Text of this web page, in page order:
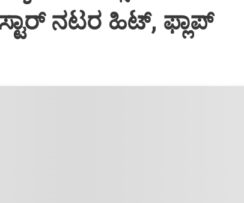
ನಟರ ಹಿಟ್‌, ಫ್ಲಾಪ್‌